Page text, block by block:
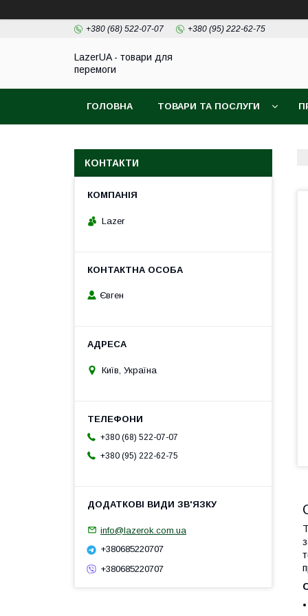
+380 (68) 522-07-07 +380 (95) 222-62-75
LazerUA - товари для
перемоги
ГОЛОВНА ТОВАРИ ТА ПОСЛУГИ
КОНТАКТИ
Lazer
Євген
Київ, Україна
+380 (68) 522-07-07
+380 (95) 222-62-75
info@lazerok.com.ua
+380685220707
+380685220707